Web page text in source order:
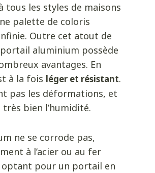
tous les styles de maisons
palette de coloris
Outre cet atout de
aluminium possède
avantages. En
à la fois léger et résistant.
pas les déformations, et
bien l’humidité.
ne se corrode pas,
à l’acier ou au fer
optant pour un portail en